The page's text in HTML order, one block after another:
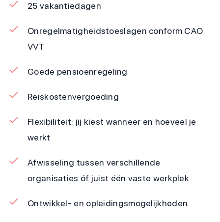
25 vakantiedagen
Onregelmatigheidstoeslagen conform CAO
VVT
Goede pensioenregeling
Reiskostenvergoeding
Flexibiliteit: jij kiest wanneer en hoeveel je
werkt
Afwisseling tussen verschillende
organisaties óf juist één vaste werkplek
Ontwikkel- en opleidingsmogelijkheden